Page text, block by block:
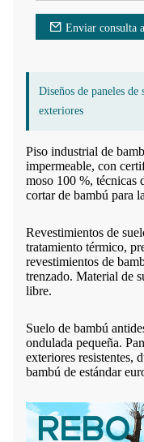
Enviar consulta
Diseños de paneles
exteriores
Piso industrial de
impermeable, con
moso 100 %, técnicas
cortar de bambú para
Revestimientos de
tratamiento térmico,
revestimientos de
trenzado. Material de
libre.
Suelo de bambú
ondulada pequeña.
exteriores resistentes,
bambú de estándar